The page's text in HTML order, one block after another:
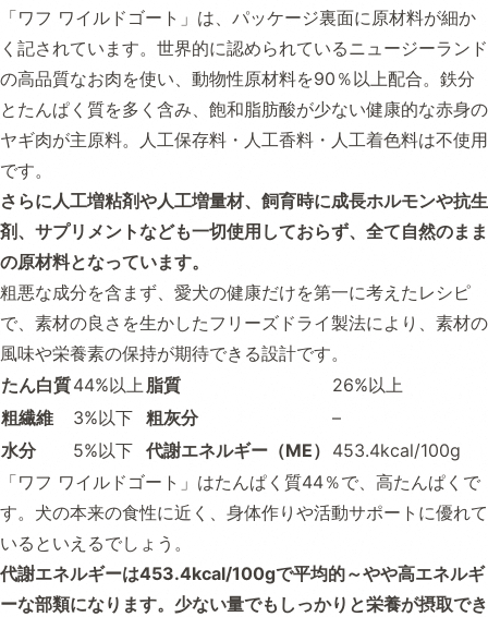
「ワフ ワイルドゴート」は、パッケージ裏面に原材料が細か
く記されています。世界的に認められているニュージーランド
の高品質なお肉を使い、動物性原材料を90％以上配合。鉄分
とたんぱく質を多く含み、飽和脂肪酸が少ない健康的な赤身の
ヤギ肉が主原料。人工保存料・人工香料・人工着色料は不使用
です。
さらに人工増粘剤や人工増量材、飼育時に成長ホルモンや抗生
剤、サプリメントなども一切使用しておらず、全て自然のまま
の原材料となっています。
粗悪な成分を含まず、愛犬の健康だけを第一に考えたレシピ
で、素材の良さを生かしたフリーズドライ製法により、素材の
風味や栄養素の保持が期待できる設計です。
たん白質44%以上 脂質
26%以上
粗繊維
3%以下 粗灰分
–
水分
5%以下 代謝エネルギー（ME） 453.4kcal/100g
「ワフ ワイルドゴート」はたんぱく質44％で、高たんぱくで
す。犬の本来の食性に近く、身体作りや活動サポートに優れて
いるといえるでしょう。
代謝エネルギーは453.4kcal/100gで平均的～やや高エネルギ
ーな部類になります。少ない量でもしっかりと栄養が摂取でき